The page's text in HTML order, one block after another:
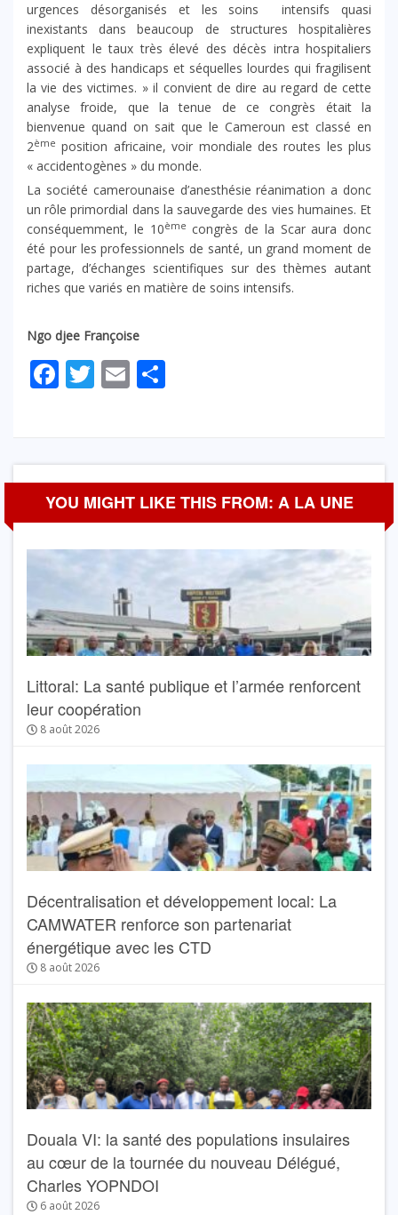
urgences désorganisés et les soins intensifs quasi
inexistants dans beaucoup de structures hospitalières
expliquent le taux très élevé des décès intra hospitaliers
associé à des handicaps et séquelles lourdes qui fragilisent
la vie des victimes. » il convient de dire au regard de cette
analyse froide, que la tenue de ce congrès était la
bienvenue quand on sait que le Cameroun est classé en
2ème position africaine, voir mondiale des routes les plus
« accidentogènes » du monde.
La société camerounaise d’anesthésie réanimation a donc
un rôle primordial dans la sauvegarde des vies humaines. Et
conséquemment, le 10ème congrès de la Scar aura donc
été pour les professionnels de santé, un grand moment de
partage, d’échanges scientifiques sur des thèmes autant
riches que variés en matière de soins intensifs.
Ngo djee Françoise
Facebook
Twitter
Email
YOU MIGHT LIKE THIS FROM: A LA UNE
Littoral: La santé publique et l’armée renforcent
leur coopération
8 août 2026
Décentralisation et développement local: La
CAMWATER renforce son partenariat
énergétique avec les CTD
8 août 2026
Douala VI: la santé des populations insulaires
au cœur de la tournée du nouveau Délégué,
Charles YOPNDOI
6 août 2026